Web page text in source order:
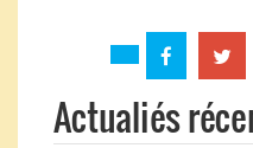
Actualiés